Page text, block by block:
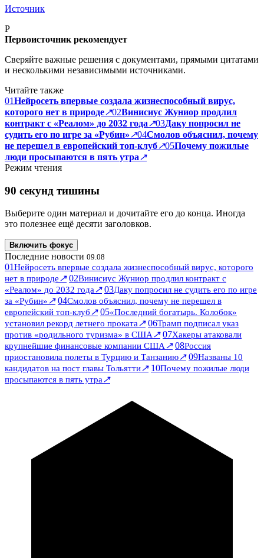
Источник
P
Первоисточник рекомендует
Сверяйте важные решения с документами, прямыми цитатами
и несколькими независимыми источниками.
Читайте также
01Нейросеть впервые создала жизнеспособный вирус,
которого нет в природе↗02Винисиус Жуниор продлил
контракт с «Реалом» до 2032 года↗03Даку попросил не
судить его по игре за «Рубин»↗04Смолов объяснил, почему
не перешел в европейский топ-клуб↗05Почему пожилые
люди просыпаются в пять утра↗
Режим чтения
90 секунд тишины
Выберите один материал и дочитайте его до конца. Иногда
это полезнее ещё десяти заголовков.
Включить фокус
Последние новости 09.08
01Нейросеть впервые создала жизнеспособный вирус, которого
нет в природе↗ 02Винисиус Жуниор продлил контракт с
«Реалом» до 2032 года↗ 03Даку попросил не судить его по игре
за «Рубин»↗ 04Смолов объяснил, почему не перешел в
европейский топ-клуб↗ 05«Последний богатырь. Колобок»
установил рекорд летнего проката↗ 06Трамп подписал указ
против «родильного туризма» в США↗ 07Хакеры атаковали
крупнейшие финансовые компании США↗ 08Россия
приостановила полеты в Турцию и Танзанию↗ 09Названы 10
кандидатов на пост главы Тольятти↗ 10Почему пожилые люди
просыпаются в пять утра↗